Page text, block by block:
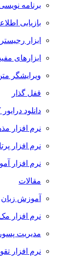
برنامه
بازیابی
ابزار
ابزارهای
ویرایشگر
قفل گذار
دانلود
نرم افزار
نرم افزار
نرم افزار
مقالات
آموزش زبان
نرم افزار
مدیریت
نرم افزار